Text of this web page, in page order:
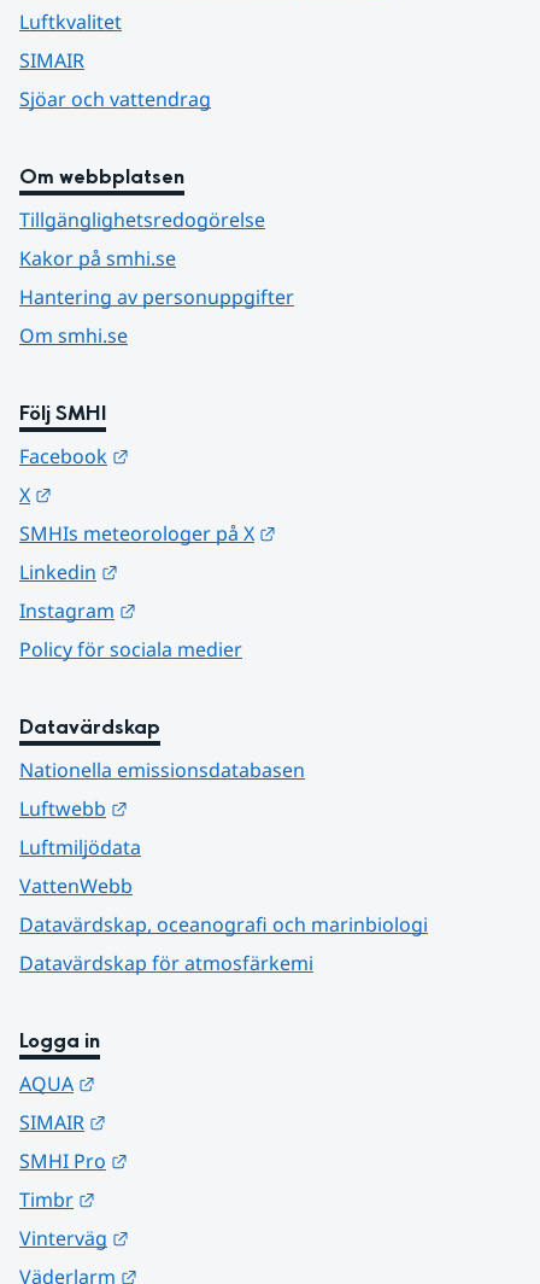
Luftkvalitet
SIMAIR
Sjöar och vattendrag
Om webbplatsen
Tillgänglighetsredogörelse
Kakor på smhi.se
Hantering av personuppgifter
Om smhi.se
Följ SMHI
Facebook
X
SMHIs meteorologer på X
Linkedin
Instagram
Policy för sociala medier
Datavärdskap
Nationella emissionsdatabasen
Luftwebb
Luftmiljödata
VattenWebb
Datavärdskap, oceanografi och marinbiologi
Datavärdskap för atmosfärkemi
Logga in
AQUA
SIMAIR
SMHI Pro
Timbr
Vinterväg
Väderlarm